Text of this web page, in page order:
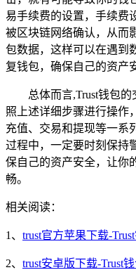
易手续费的设置，手续费
被区块链网络确认，从而
包数据，这样可以在遇到
复钱包，确保自己的资产
总体而言,Trust钱包
照上述详细步骤进行操作
充值、交易和提现等一系
过程中，一定要时刻保持
保自己的资产安全，让你
畅。
相关阅读：
1、 trust官方苹果下载-
2、 trust安卓版下载-Trust